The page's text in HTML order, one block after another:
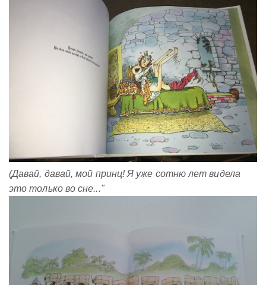
(Давай, давай, мой принц! Я уже сотню лет видела
это только во сне..."